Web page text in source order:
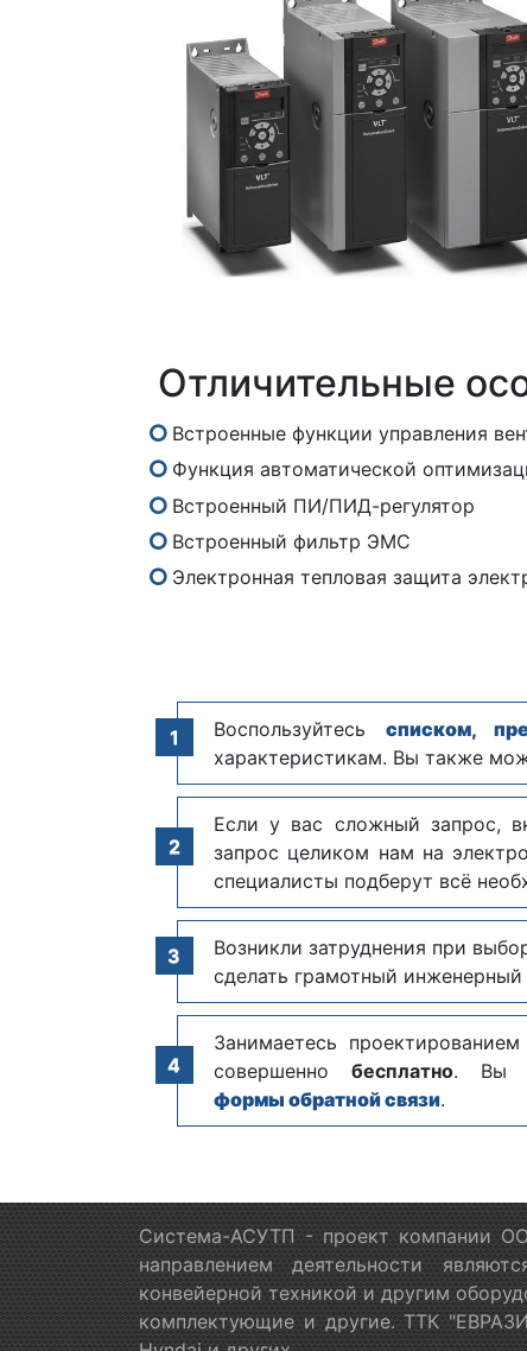
Отличительные
Встроенные функции управления
Функция автоматической
Встроенный ПИ/ПИД-регулятор
Встроенный фильтр ЭМС
Электронная тепловая защита
Воспользуйтесь списком,
характеристикам. Вы также
Если у вас сложный запрос,
запрос целиком нам на
специалисты подберут всё
Возникли затруднения при
сделать грамотный
Занимаетесь
совершенно бесплатно. Вы
формы обратной связи.
Система-АСУТП - проект компании
направлением деятельности
конвейерной техникой и другим
комплектующие и другие. ТТК